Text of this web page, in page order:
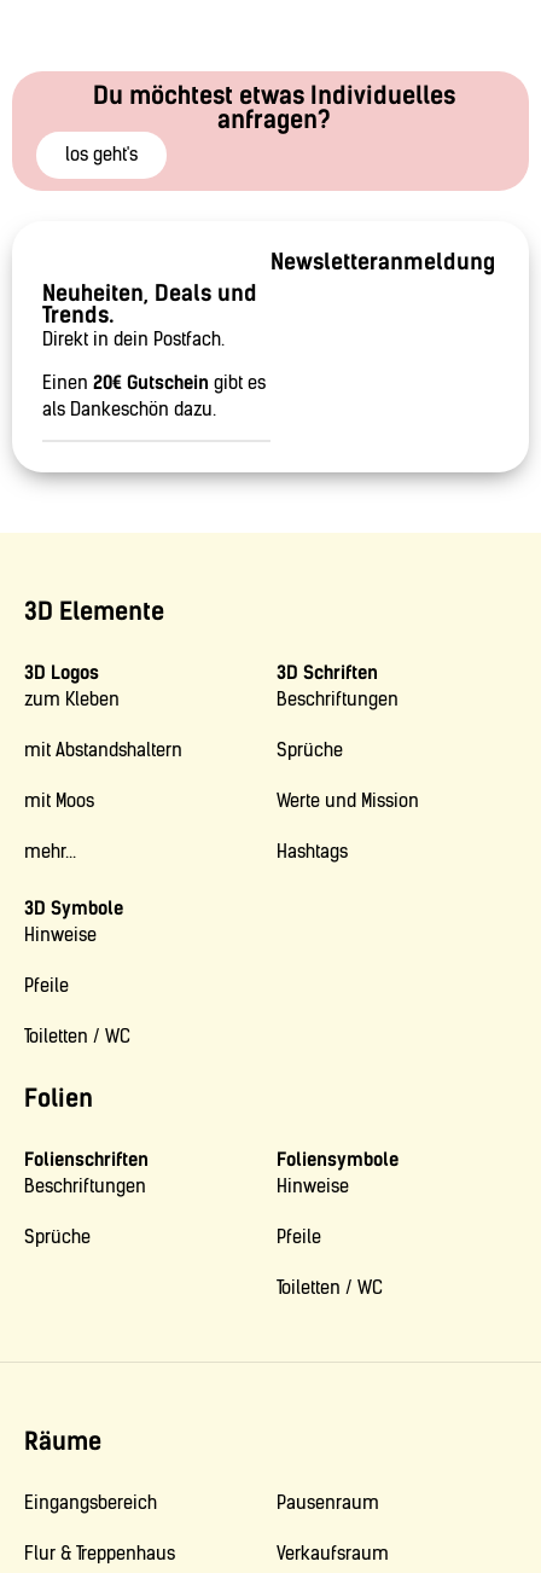
Du möchtest etwas Individuelles
anfragen?
los geht's
Neuheiten, Deals und
Trends.
Direkt in dein Postfach.
Einen 20€ Gutschein gibt es
als Dankeschön dazu.
Newsletteranmeldung
3D Elemente
Folien
3D Logos
zum Kleben
mit Abstandshaltern
mit Moos
mehr...
3D Schriften
Beschriftungen
Sprüche
Werte und Mission
Hashtags
3D Symbole
Hinweise
Pfeile
Toiletten / WC
Folienschriften
Beschriftungen
Sprüche
Foliensymbole
Hinweise
Pfeile
Toiletten / WC
Räume
Eingangsbereich
Flur & Treppenhaus
Pausenraum
Verkaufsraum